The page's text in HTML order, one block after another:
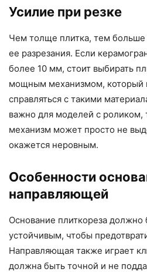
Усилие при резке
Чем толще плитка, тем больше
ее разрезания. Если
более 10 мм, стоит выбирать
мощным механизмом, который
справляться с такими
важно для моделей с роликом,
механизм может просто не
окажется неровным.
Особенности
направляющей
Основание плиткореза
устойчивым, чтобы
Направляющая также играет
должна быть точной и не